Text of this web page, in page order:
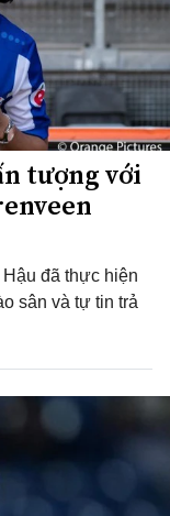
tượng với
đã thực hiện
sân và tự tin trả